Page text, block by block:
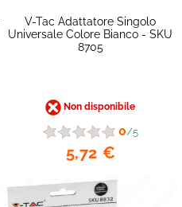
V-Tac Adattatore Singolo
Universale Colore Bianco - SKU
8705
Non disponibile
0/5
5,72 €